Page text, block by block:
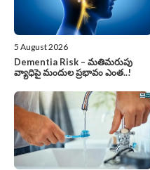
5 August 2026
Dementia Risk – మతిమరుపు
వ్యాధిపై మందుల ప్రభావం ఎంత..!